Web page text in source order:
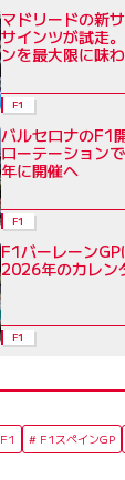
マドリードの新
サインツが試走
ンを最大限に味
F1
バルセロナのF1
ローテーション
年に開催へ
F1
F1バーレーンGP
2026年のカレン
F1
F1 F1スペインGP